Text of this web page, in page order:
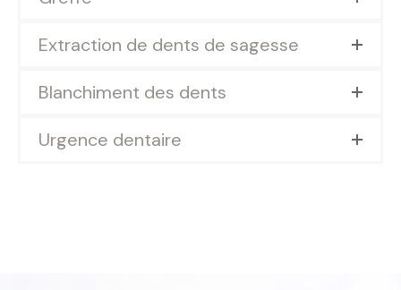
Extraction de dents de sagesse
Blanchiment des dents
Urgence dentaire